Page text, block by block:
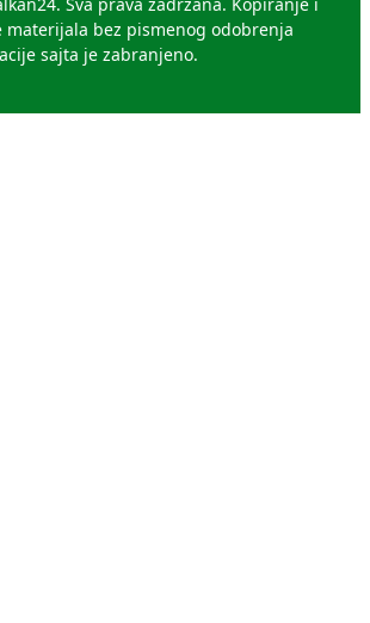
materijala bez pismenog odobrenja
sajta je zabranjeno.